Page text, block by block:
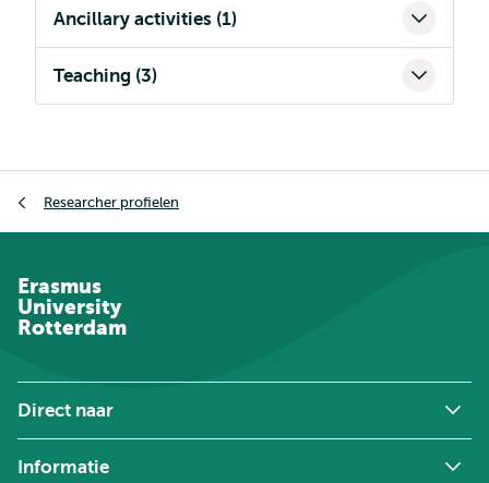
Ancillary activities (1)
Teaching (3)
Researcher profielen
Erasmus
University
Rotterdam
Direct naar
Informatie